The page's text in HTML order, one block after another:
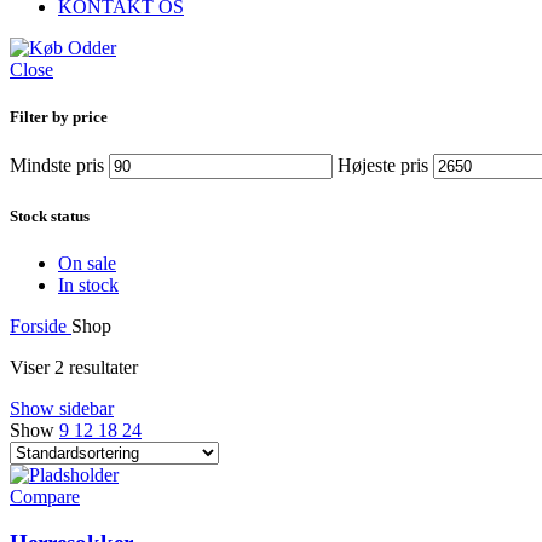
KONTAKT OS
Close
Filter by price
Mindste pris Højeste pris
Stock status
On sale
In stock
Forside Shop
Viser 2 resultater
Show sidebar
Show 9 12 18 24
Compare